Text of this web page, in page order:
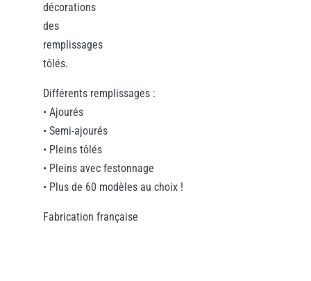
décorations
des
remplissages
tôlés.
Différents remplissages :
• Ajourés
• Semi-ajourés
• Pleins tôlés
• Pleins avec festonnage
• Plus de 60 modèles au choix !
Fabrication française